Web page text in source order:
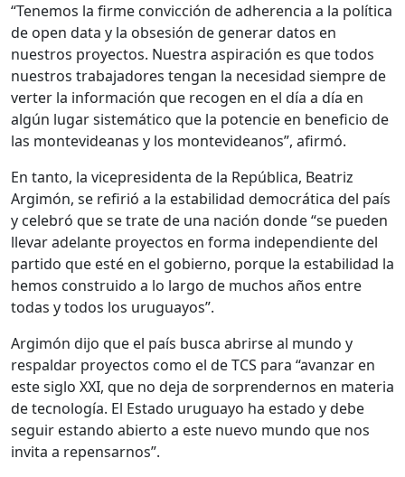
“Tenemos la firme convicción de adherencia a la política
de open data y la obsesión de generar datos en
nuestros proyectos. Nuestra aspiración es que todos
nuestros trabajadores tengan la necesidad siempre de
verter la información que recogen en el día a día en
algún lugar sistemático que la potencie en beneficio de
las montevideanas y los montevideanos”, afirmó.
En tanto, la vicepresidenta de la República, Beatriz
Argimón, se refirió a la estabilidad democrática del país
y celebró que se trate de una nación donde “se pueden
llevar adelante proyectos en forma independiente del
partido que esté en el gobierno, porque la estabilidad la
hemos construido a lo largo de muchos años entre
todas y todos los uruguayos”.
Argimón dijo que el país busca abrirse al mundo y
respaldar proyectos como el de TCS para “avanzar en
este siglo XXI, que no deja de sorprendernos en materia
de tecnología. El Estado uruguayo ha estado y debe
seguir estando abierto a este nuevo mundo que nos
invita a repensarnos”.